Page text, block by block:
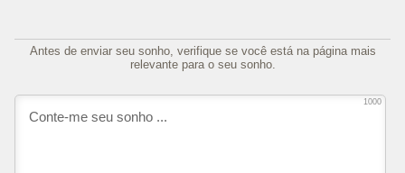
Antes de enviar seu sonho, verifique se você está na página mais
relevante para o seu sonho.
1000